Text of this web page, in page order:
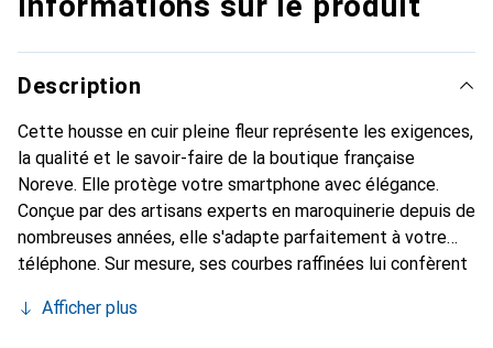
Description
Cette housse en cuir pleine fleur représente les exigences,
la qualité et le savoir-faire de la boutique française
Noreve. Elle protège votre smartphone avec élégance.
Conçue par des artisans experts en maroquinerie depuis de
nombreuses années, elle s'adapte parfaitement à votre
téléphone. Sur mesure, ses courbes raffinées lui confèrent
et indispensable de votre smartphone. Reconnaître
Afficher plus